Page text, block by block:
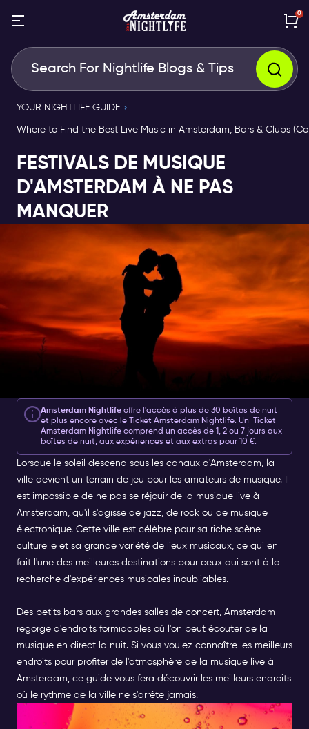
0
YOUR NIGHTLIFE GUIDE
Where to Find the Best Live Music in Amsterdam, Bars & Clubs
FESTIVALS DE MUSIQUE
D'AMSTERDAM À NE PAS
MANQUER
Amsterdam Nightlife offre l'accès à plus de 30 boîtes de nuit
et plus encore avec le
Ticket Amsterdam Nightlife. Un
Ticket
Amsterdam Nightlife comprend un accès de 1, 2 ou 7 jours aux
boîtes de nuit, aux expériences et aux extras pour 10 €.
Lorsque le soleil descend sous les canaux d'Amsterdam, la
ville devient un terrain de jeu pour les amateurs de musique. Il
est impossible de ne pas se réjouir de la musique live à
Amsterdam, qu'il s'agisse de jazz, de rock ou de musique
électronique. Cette ville est célèbre pour sa riche scène
culturelle et sa grande variété de lieux musicaux, ce qui en
fait l'une des meilleures destinations pour ceux qui sont à la
recherche d'expériences musicales inoubliables.
Des petits bars aux grandes salles de concert, Amsterdam
regorge d'endroits formidables où l'on peut écouter de la
musique en direct la nuit. Si vous voulez connaître les meilleurs
endroits pour profiter de l'atmosphère de la musique live à
Amsterdam, ce guide vous fera découvrir les meilleurs endroits
où le rythme de la ville ne s'arrête jamais.
DÉCOUVRIR LA MUSIQUE EN